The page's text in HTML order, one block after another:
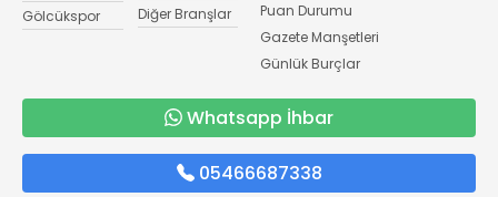
Gölcükspor
Diğer Branşlar
Puan Durumu
Gazete Manşetleri
Günlük Burçlar
Whatsapp İhbar
05466687338